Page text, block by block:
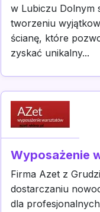
w Lubiczu Dolnym
tworzeniu
ścianę, które
zyskać unikalny...
Wyposażenie
Firma Azet z
dostarczaniu
dla